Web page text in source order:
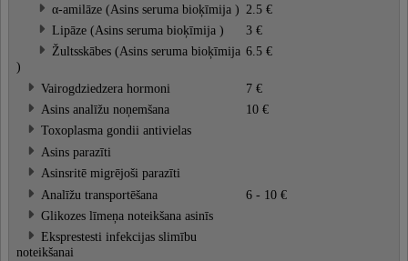
α-amilāze (Asins seruma bioķīmija ) 2.5 €
Lipāze (Asins seruma bioķīmija )
3 €
Žultsskābes (Asins seruma bioķīmija
)
6.5 €
Vairogdziedzera hormoni
7 €
Asins analīžu noņemšana
10 €
Toxoplasma gondii antivielas
Asins parazīti
Asinsritē migrējoši parazīti
Analīžu transportēšana
6 - 10 €
Glikozes līmeņa noteikšana asinīs
Eksprestesti infekcijas slimību
noteikšanai